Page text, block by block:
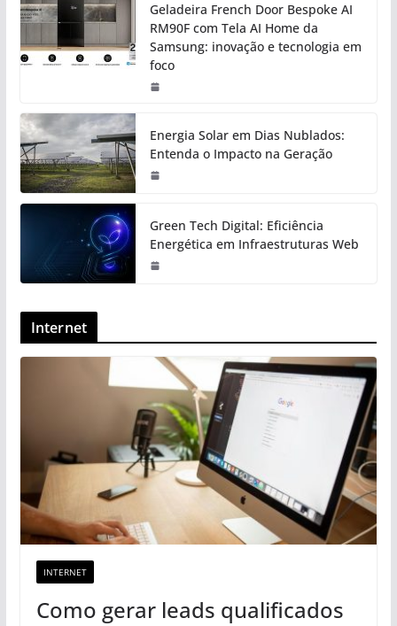
Geladeira French Door Bespoke AI
RM90F com Tela AI Home da
Samsung: inovação e tecnologia em
foco
Energia Solar em Dias Nublados:
Entenda o Impacto na Geração
Green Tech Digital: Eficiência
Energética em Infraestruturas Web
Internet
INTERNET
Como gerar leads qualificados